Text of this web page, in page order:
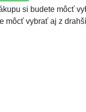
si budete môcť
môcť vybrať aj z